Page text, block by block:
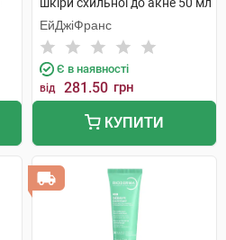
1 туба
ЕйДжіФранс
Є в наявності
від 281.50 грн
КУПИТИ